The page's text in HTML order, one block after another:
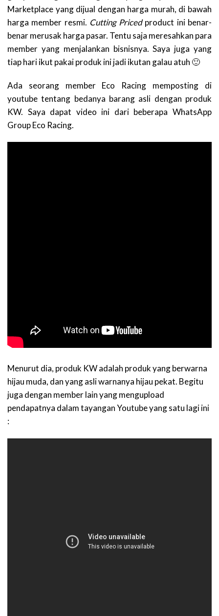
Marketplace yang dijual dengan harga murah, di bawah
harga member resmi. Cutting Pricedproduct ini benar-
benar merusak harga pasar. Tentu saja meresahkan para
member yang menjalankan bisnisnya. Saya juga yang
tiap hari ikut pakai produk ini jadi ikutan galau atuh 🙂
Ada seorang member Eco Racing memposting di
youtube tentang bedanya barang asli dengan produk
KW. Saya dapat video ini dari beberapa WhatsApp
Group Eco Racing.
Menurut dia, produk KW adalah produk yang berwarna
hijau muda, dan yang asli warnanya hijau pekat. Begitu
juga dengan member lain yang mengupload
pendapatnya dalam tayangan Youtube yang satu lagi ini
: